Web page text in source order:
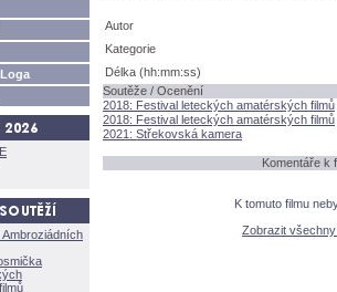
Ambroziádních
Autor
Kategorie
Délka (hh:mm:ss)
Soutěže / Ocenění
2018: Festival leteckých amatérských filmů
2018: Festival leteckých amatérských filmů
2021: Střekovská kamera
Komentáře k
K tomuto filmu
Zobrazit